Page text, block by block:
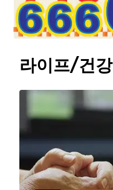
라이프/건강